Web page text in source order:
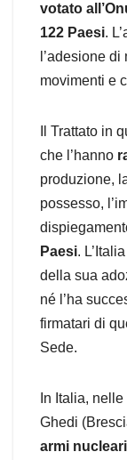
votato
122 Paesi.
l’adesione
movimenti e
Il Trattato in
che l’hanno
produzione,
possesso,
Paesi.
della sua
né l’ha
firmatari di
Sede.
In Italia,
Ghedi
armi